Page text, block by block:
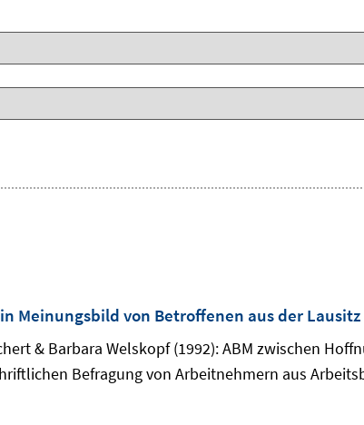
Meinungsbild von Betroffenen aus der Lausitz
& Barbara Welskopf (1992): ABM zwischen
Befragung von Arbeitnehmern aus